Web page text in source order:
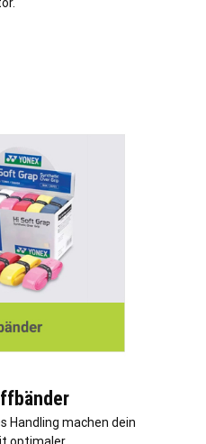
Handling machen dein
optimaler